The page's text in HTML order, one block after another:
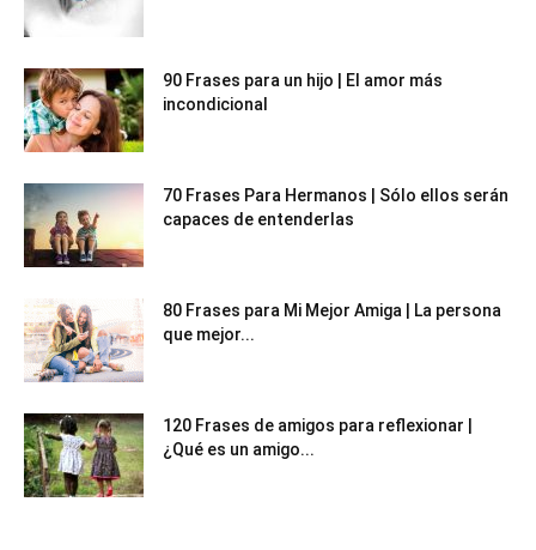
90 Frases para un hijo | El amor más
incondicional
70 Frases Para Hermanos | Sólo ellos serán
capaces de entenderlas
80 Frases para Mi Mejor Amiga | La persona
que mejor...
120 Frases de amigos para reflexionar |
¿Qué es un amigo...